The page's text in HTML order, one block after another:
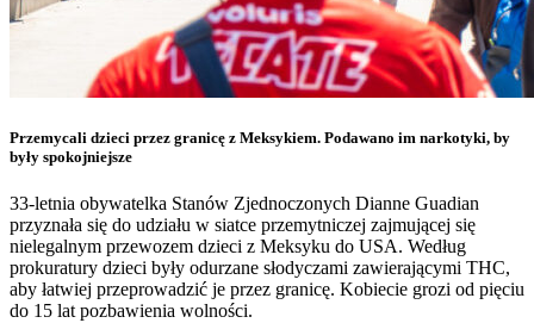
Przemycali dzieci przez granicę z Meksykiem. Podawano im narkotyki, by
były spokojniejsze
33-letnia obywatelka Stanów Zjednoczonych Dianne Guadian
przyznała się do udziału w siatce przemytniczej zajmującej się
nielegalnym przewozem dzieci z Meksyku do USA. Według
prokuratury dzieci były odurzane słodyczami zawierającymi THC,
aby łatwiej przeprowadzić je przez granicę. Kobiecie grozi od pięciu
do 15 lat pozbawienia wolności.